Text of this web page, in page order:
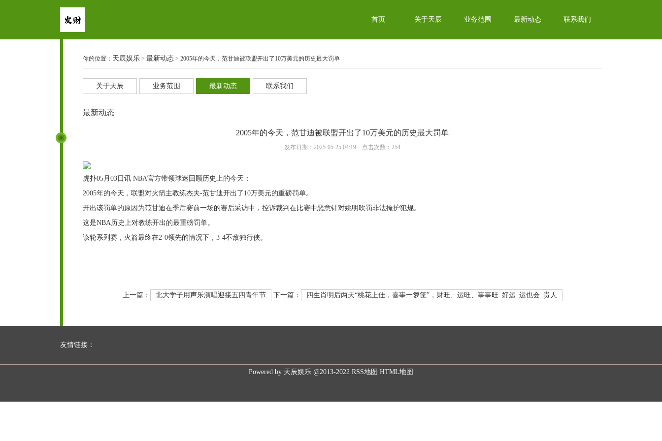
首页 关于天辰 业务范围 最新动态 联系我们
你的位置： 天辰娱乐 > 最新动态 > 2005年的今天，范甘迪被联盟开出了10万美元的历史最大罚单
关于天辰 业务范围 最新动态 联系我们
最新动态
2005年的今天，范甘迪被联盟开出了10万美元的历史最大罚单
发布日期：2025-05-25 04:19 点击次数：254
虎扑05月03日讯 NBA官方带领球迷回顾历史上的今天：
2005年的今天，联盟对火箭主教练杰夫-范甘迪开出了10万美元的重磅罚单。
开出该罚单的原因为范甘迪在季后赛前一场的赛后采访中，控诉裁判在比赛中恶意针对姚明吹罚非法掩护犯规。
这是NBA历史上对教练开出的最重磅罚单。
该轮系列赛，火箭最终在2-0领先的情况下，3-4不敌独行侠。
上一篇： 北大学子用声乐演唱迎接五四青年节 下一篇： 四生肖明后两天“桃花上佳，喜事一箩筐”，财旺、运旺、事事旺_好运_运也会_贵人
友情链接：
Powered by 天辰娱乐 @2013-2022 RSS地图 HTML地图